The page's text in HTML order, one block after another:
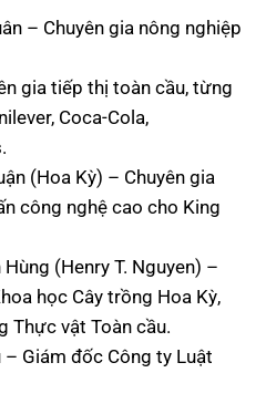
– Chuyên gia nông nghiệp
gia tiếp thị toàn cầu, từng
Coca-Cola,
(Hoa Kỳ) – Chuyên gia
công nghệ cao cho King
Hùng (Henry T. Nguyen) –
học Cây trồng Hoa Kỳ,
Thực vật Toàn cầu.
– Giám đốc Công ty Luật